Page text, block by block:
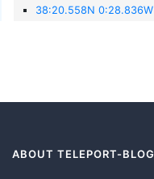
38:20.558N 0:28.836W
ABOUT TELEPORT-BLOG